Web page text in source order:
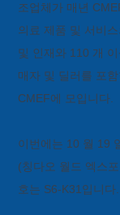
조업체가 매년
의료 제품 및 서비
및 인재와 110 개
매자 및 딜러를 포
CMEF에 모입니다.
이번에는 10 월 19
(칭다오 월드 엑스
호는 S6-K31입니